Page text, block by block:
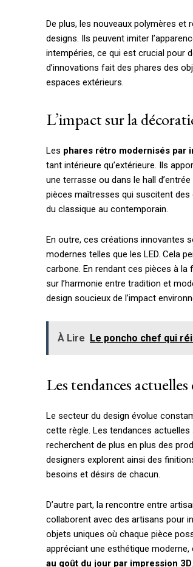
De plus, les nouveaux polymères et
designs. Ils peuvent imiter
intempéries, ce qui est crucial pour
d’innovations fait des phares des
espaces extérieurs.
L’impact sur la
Les phares rétro modernisés par
tant intérieure qu’extérieure. Ils
une terrasse ou dans le hall
pièces maîtresses qui suscitent des
du classique au contemporain.
En outre, ces créations innovantes
modernes telles que les LED. Cela
carbone. En rendant ces pièces à
sur l’harmonie entre tradition et
design soucieux de l’impact
À Lire Le poncho chef qui
Les tendances
Le secteur du design évolue
cette règle. Les tendances
recherchent de plus en plus des
designers explorent ainsi des
besoins et désirs de chacun.
D’autre part, la rencontre entre
collaborent avec des artisans pour
objets uniques où chaque pièce
appréciant une esthétique
au goût du jour par impression 3D.